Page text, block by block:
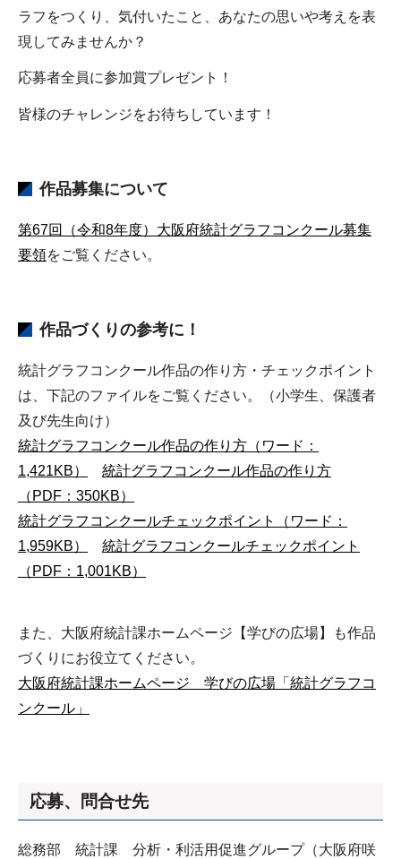
ラフをつくり、気付いたこと、あなたの思いや考えを表
現してみませんか？
応募者全員に参加賞プレゼント！
皆様のチャレンジをお待ちしています！
作品募集について
第67回（令和8年度）大阪府統計グラフコンクール募集
要領をご覧ください。
作品づくりの参考に！
統計グラフコンクール作品の作り方・チェックポイント
は、下記のファイルをご覧ください。（小学生、保護者
及び先生向け）
統計グラフコンクール作品の作り方（ワード：
1,421KB）
統計グラフコンクール作品の作り方
（PDF：350KB）
統計グラフコンクールチェックポイント（ワード：
1,959KB）
統計グラフコンクールチェックポイント
（PDF：1,001KB）
また、大阪府統計課ホームページ【学びの広場】も作品
づくりにお役立てください。
大阪府統計課ホームページ 学びの広場「統計グラフコ
ンクール」
応募、問合せ先
総務部 統計課 分析・利活用促進グループ（大阪府咲